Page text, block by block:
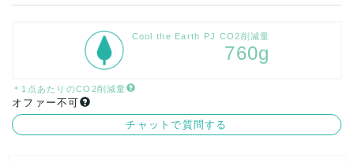
Cool the Earth PJ CO2削減量
760g
＊1点あたりのCO2削減量
オファー不可
チャットで質問する